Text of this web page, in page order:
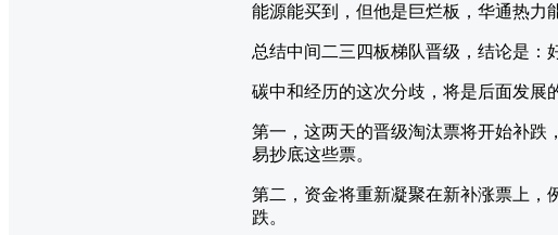
能源能买到，但他是巨烂板，华通热力
总结中间二三四板梯队晋级，结论是：
碳中和经历的这次分歧，将是后面发展
第一，这两天的晋级淘汰票将开始补跌
易抄底这些票。
第二，资金将重新凝聚在新补涨票上，
跌。